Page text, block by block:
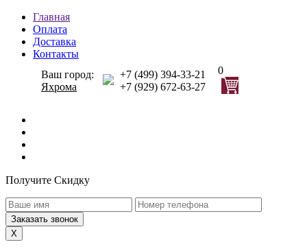
Главная
Оплата
Доставка
Контакты
Ваш город:
Яхрома
+7 (499) 394-33-21
+7 (929) 672-63-27
0
Получите Скидку
X